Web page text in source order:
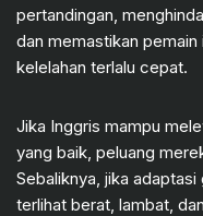
pertandingan,
dan memastikan
kelelahan terlalu cepat.
Jika Inggris mampu
yang baik, peluang
Sebaliknya, jika
terlihat berat, lambat,